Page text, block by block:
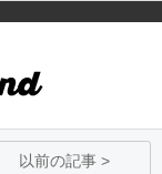
以前の記事 >